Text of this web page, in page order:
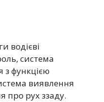
водієві
система
з функцією
виявлення
про рух ззаду.